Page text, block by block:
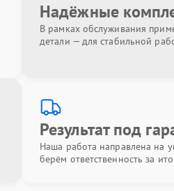
Надёжные
В рамках обслуживания
детали — для стабильной
Результат под
Наша работа направлена на
берём ответственность за